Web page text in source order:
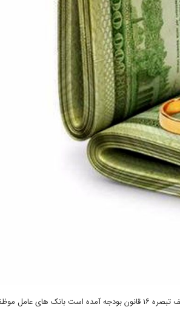
” به نقل از برترین ها، روابط عمومی بانک مرکزی اعلام کرد: در بند الف تبصره ۱۶ قانون بودجه آمده است بانک های